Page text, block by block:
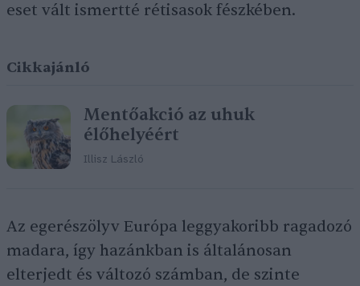
eset vált ismertté rétisasok fészkében.
Cikkajánló
Mentőakció az uhuk
élőhelyéért
Illisz László
Az egerészölyv Európa leggyakoribb ragadozó
madara, így hazánkban is általánosan
elterjedt és változó számban, de szinte